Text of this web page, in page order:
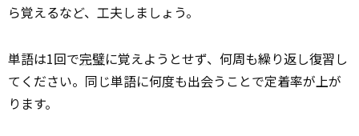
ら覚えるなど、工夫しましょう。
単語は1回で完璧に覚えようとせず、何周も繰り返し復習し
てください。同じ単語に何度も出会うことで定着率が上が
ります。